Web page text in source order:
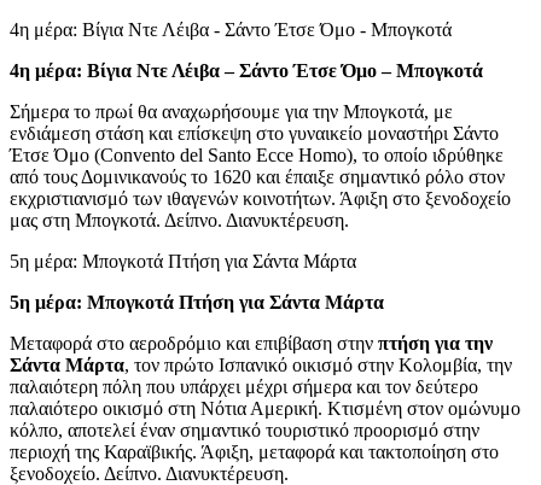
4η μέρα: Βίγια Ντε Λέιβα - Σάντο Έτσε Όμο - Μπογκοτά
4η μέρα: Βίγια Ντε Λέιβα – Σάντο Έτσε Όμο – Μπογκοτά
Σήμερα το πρωί θα αναχωρήσουμε για την Μπογκοτά, με
ενδιάμεση στάση και επίσκεψη στο γυναικείο μοναστήρι Σάντο
Έτσε Όμο (Convento del Santo Ecce Homo), το οποίο ιδρύθηκε
από τους Δομινικανούς το 1620 και έπαιξε σημαντικό ρόλο στον
εκχριστιανισμό των ιθαγενών κοινοτήτων. Άφιξη στο ξενοδοχείο
μας στη Μπογκοτά. Δείπνο. Διανυκτέρευση.
5η μέρα: Μπογκοτά Πτήση για Σάντα Μάρτα
5η μέρα: Μπογκοτά Πτήση για Σάντα Μάρτα
Μεταφορά στο αεροδρόμιο και επιβίβαση στην πτήση για την
Σάντα Μάρτα, τον πρώτο Ισπανικό οικισμό στην Κολομβία, την
παλαιότερη πόλη που υπάρχει μέχρι σήμερα και τον δεύτερο
παλαιότερο οικισμό στη Νότια Αμερική. Κτισμένη στον ομώνυμο
κόλπο, αποτελεί έναν σημαντικό τουριστικό προορισμό στην
περιοχή της Καραϊβικής. Άφιξη, μεταφορά και τακτοποίηση στο
ξενοδοχείο. Δείπνο. Διανυκτέρευση.